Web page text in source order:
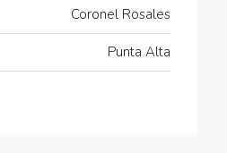
Coronel Rosales
Punta Alta